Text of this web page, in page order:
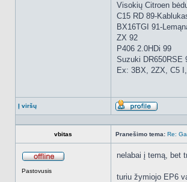
Visokių Citroen
C15 RD 89-
BX16TGI 91-
ZX 92
P406 2.0HDi 99
Suzuki DR650RSE
Ex: 3BX, 2ZX, C5
Į viršų
vbitas
Pranešimo tema: Re:
Pastovusis
nelabai į temą, bet
turiu žymiojo EP6